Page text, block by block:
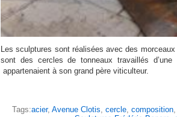
Les sculptures sont réalisées avec des
sont des cercles de tonneaux travaillés
appartenaient à son grand père viticulteur.
Tags:acier, Avenue Clotis, cercle, composition